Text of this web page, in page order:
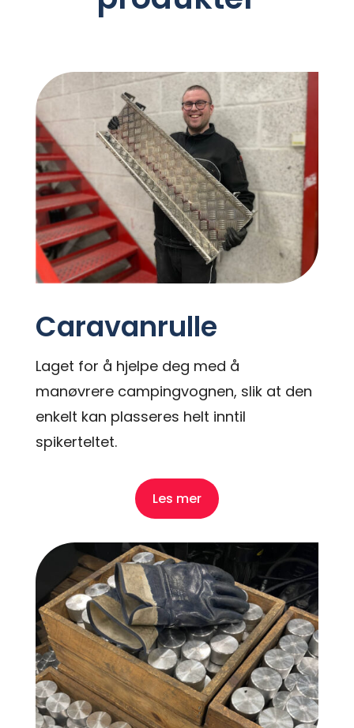
Caravanrulle
Laget for å hjelpe deg med å
manøvrere campingvognen, slik at den
enkelt kan plasseres helt inntil
spikerteltet.
Les mer